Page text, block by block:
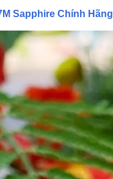
Sapphire Chính Hãng